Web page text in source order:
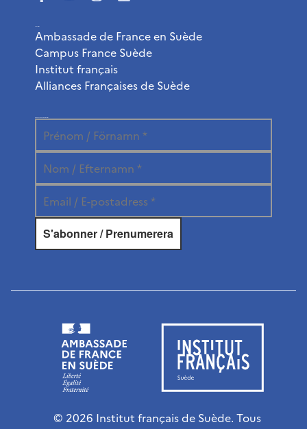
Ambassade de France en Suède
Campus France Suède
Institut français
Alliances Françaises de Suède
© 2026 Institut français de Suède. Tous